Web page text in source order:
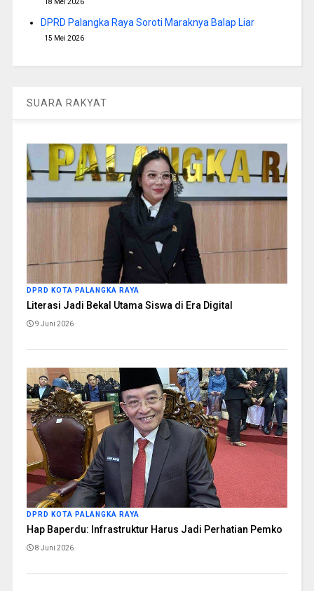
18 Mei 2026
DPRD Palangka Raya Soroti Maraknya Balap Liar
15 Mei 2026
SUARA RAKYAT
DPRD KOTA PALANGKA RAYA
Literasi Jadi Bekal Utama Siswa di Era Digital
9 Juni 2026
DPRD KOTA PALANGKA RAYA
Hap Baperdu: Infrastruktur Harus Jadi Perhatian Pemko
8 Juni 2026